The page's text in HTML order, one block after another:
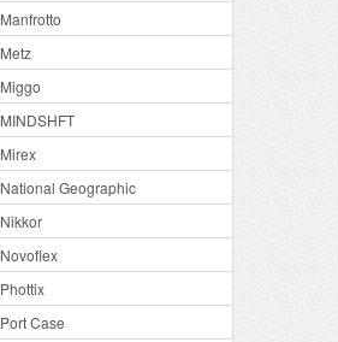
Manfrotto
Metz
Miggo
MINDSHFT
Mirex
National Geographic
Nikkor
Novoflex
Phottix
Port Case